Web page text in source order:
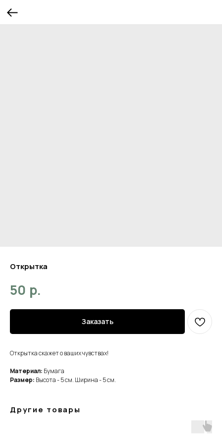
Открытка
50 р.
Заказать
Открытка скажет о ваших чувствах!
Материал: Бумага
Размер: Высота - 5 см. Ширина - 5 см.
Другие товары